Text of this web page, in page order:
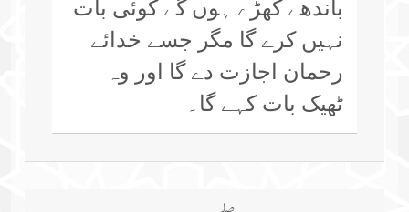
باندھے کھڑے ہوں گے کوئی بات
نہیں کرے گا مگر جسے خدائے
رحمان اجازت دے گا اور وہ
ٹھیک بات کہے گا۔